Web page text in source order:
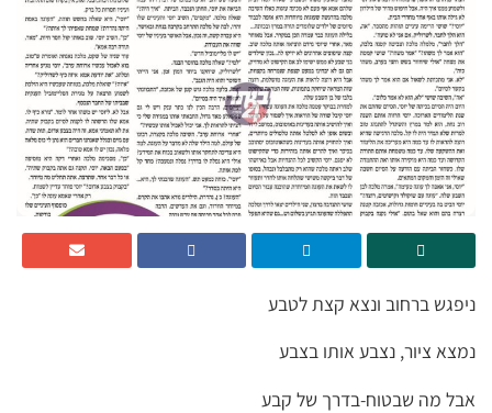
ניפגש ברחוב ונצא קצת לטבע
נמצא ציור, נצבע אותו בצבע
אבל מה שבטוח-בדרך של קבע